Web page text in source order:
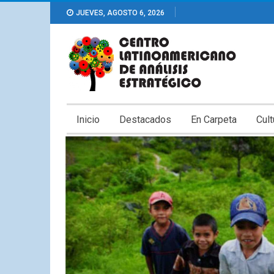
JUEVES, AGOSTO 6, 2026
Inicio Destacados En Carpeta